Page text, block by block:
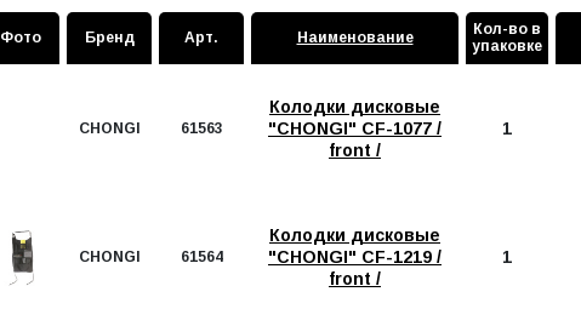
Фото Бренд Арт. Наименование
Кол-во в
упаковке
CHONGI 61563
Колодки дисковые
"CHONGI" CF-1077 /
front /
1
CHONGI 61564
Колодки дисковые
"CHONGI" CF-1219 /
front /
1